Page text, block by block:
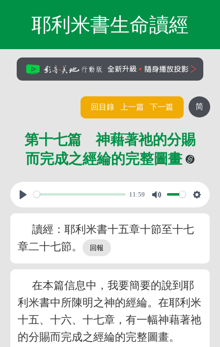
耶利米書生命讀經
简
回目錄 上一篇 下一篇
第十七篇 神藉著祂的分賜
而完成之經綸的完整圖畫
11:59
讀經：耶利米書十五章十節至十七
章二十七節。
在本篇信息中，我要簡要的說到耶
利米書中所陳明之神的經綸。在耶利米
十五、十六、十七章，有一幅神藉著祂
的分賜而完成之經綸的完整圖畫。